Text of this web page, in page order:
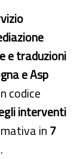
e traduzioni
e Asp
codice
interventi
in7